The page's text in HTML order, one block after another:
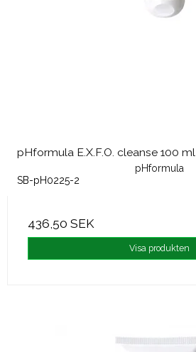
pHformula E.X.F.O. cleanse 100 ml
pHformula
SB-pH0225-2
436,50 SEK
Visa produkten